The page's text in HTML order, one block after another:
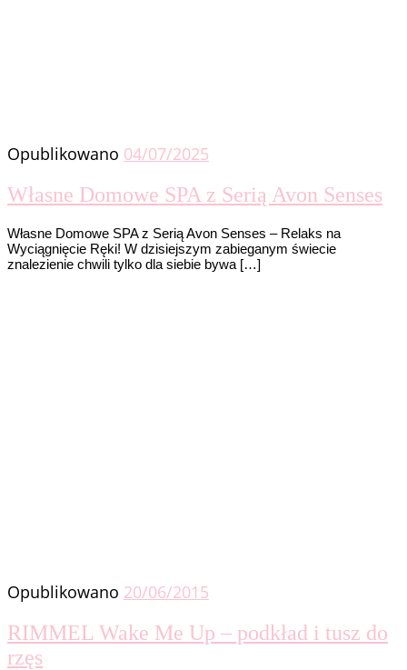
Opublikowano 04/07/2025
Własne Domowe SPA z Serią Avon Senses
Własne Domowe SPA z Serią Avon Senses – Relaks na
Wyciągnięcie Ręki! W dzisiejszym zabieganym świecie
znalezienie chwili tylko dla siebie bywa […]
Opublikowano 20/06/2015
RIMMEL Wake Me Up – podkład i tusz do
rzęs